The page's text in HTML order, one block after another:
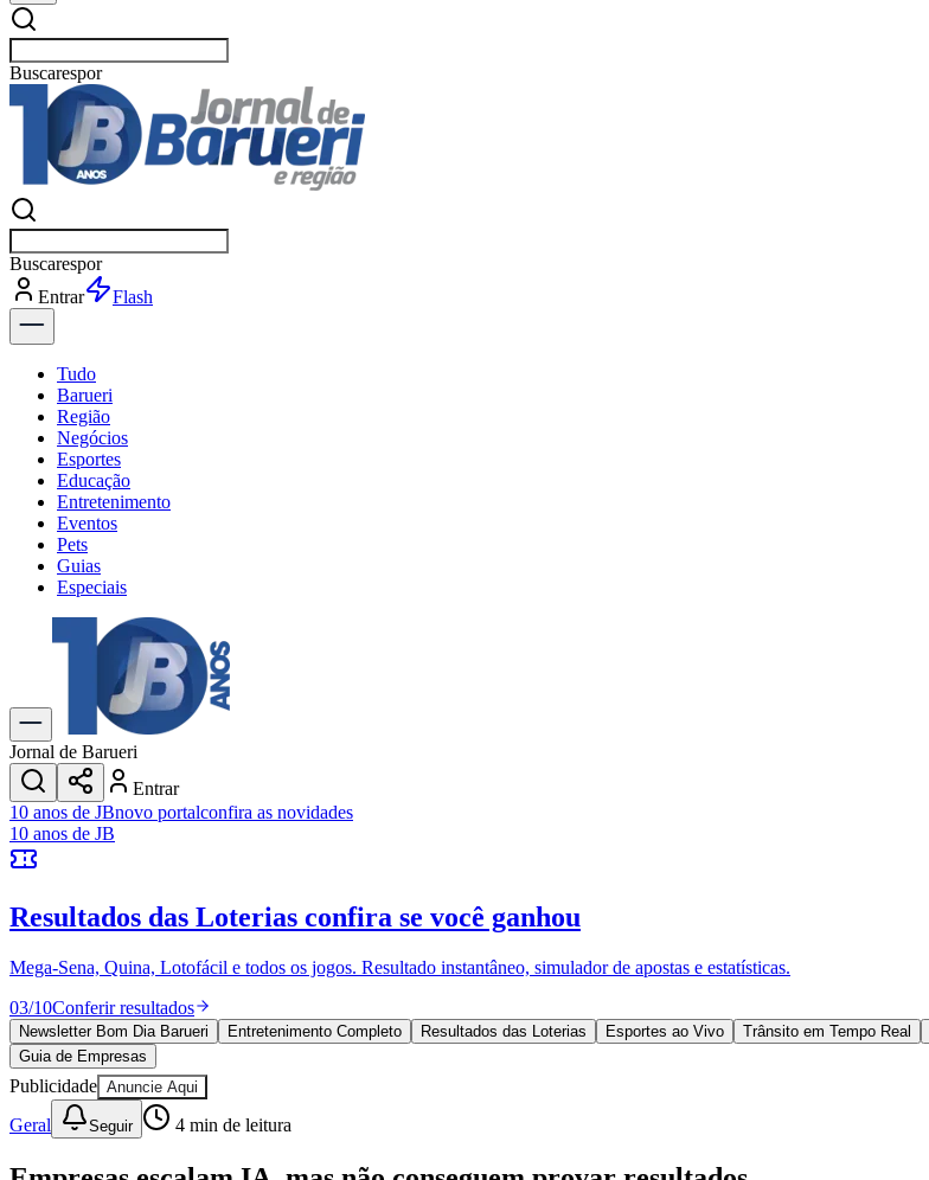
Buscaresportes
Buscaresportes
Entrar
Flash
Tudo
Barueri
Região
Negócios
Esportes
Educação
Entretenimento
Eventos
Pets
Guias
Especiais
Explore Tudo
Últimas Notícias
Previsão do Tempo
Trânsito e Rotas
Dia a Dia & Lazer
Transportes
Gastronomia
Cinema & Shows
JogosNovo
Anuncie no Portal
Cadastrar Empresa
Divulgar Vagas Novo
Publicidade Legal
Política
Eleições
Esportes
Saúde
Segurança
Cultura
Obras
Jornal de Barueri
Entrar
10 anos de JBnovo portalconfira as novidades
10 anos de JB
Resultados das Loterias confira se você ganhou
Mega-Sena, Quina, Lotofácil e todos os jogos. Resultado instantâneo, simulador de apostas e estatísticas.
03/10Conferir resultados
Newsletter Bom Dia Barueri Entretenimento Completo Resultados das Loterias Esportes ao Vivo Trânsito em Tempo Real
Guia de Empresas
Publicidade Anuncie Aqui
Geral Seguir 4 min de leitura